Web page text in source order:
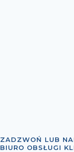
ZADZWOŃ LUB
BIURO OBSŁUGI